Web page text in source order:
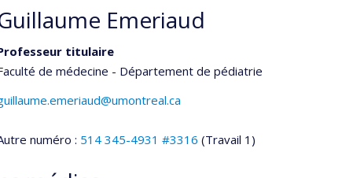
Emeriaud
titulaire
de médecine - Département de pédiatrie
numéro : 514 345-4931 #3316 (Travail 1)